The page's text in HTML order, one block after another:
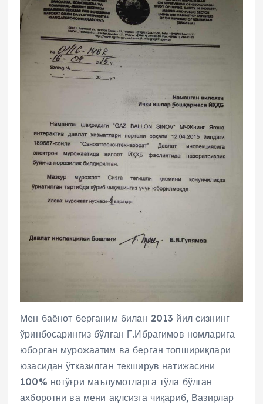
Мен баёнот берганим билан 2013 йил сизнинг
ўринбосарингиз бўлган Г.Ибрагимов номларига
юборган мурожаатим ва берган топшириқлари
юзасидан ўтказилган текширув натижасини
100% нотўғри маълумотларга тўла бўлган
ахборотни ва мени ақлсизга чиқариб, Вазирлар